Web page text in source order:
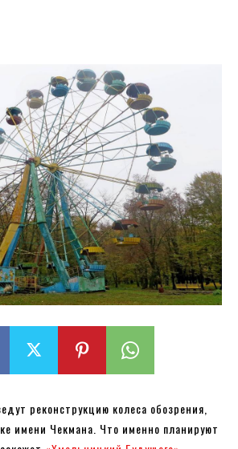
реконструкцию колеса обозрения,
имени Чекмана. Что именно планируют